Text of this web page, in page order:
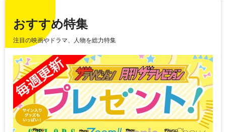
おすすめ特集
注目の映画やドラマ、人物を総力特集